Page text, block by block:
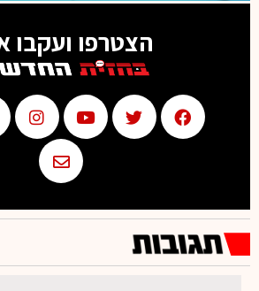
הצטרפו ועקבו